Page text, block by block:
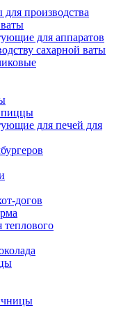
производства
для аппаратов
сахарной ваты
пиццы
для печей для
догов
теплового